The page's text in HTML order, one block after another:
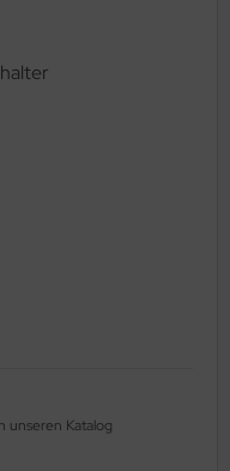
unseren Katalog